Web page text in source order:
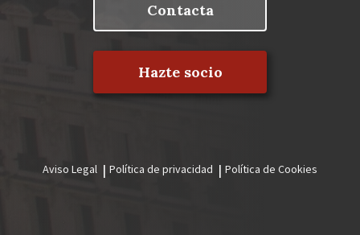
Contacta
Hazte socio
Aviso Legal Política de privacidad Política de Cookies